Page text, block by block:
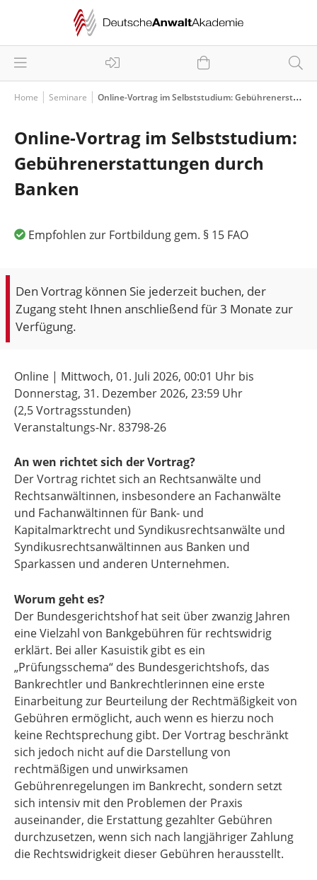
Home Seminare Online-Vortrag im Selbststudium: Gebührenerstattungen durch Banken
Online-Vortrag im Selbststudium:
Gebührenerstattungen durch
Banken
Empfohlen zur Fortbildung gem. § 15 FAO
Den Vortrag können Sie jederzeit buchen, der
Zugang steht Ihnen anschließend für 3 Monate zur
Verfügung.
Online | Mittwoch, 01. Juli 2026, 00:01 Uhr bis
Donnerstag, 31. Dezember 2026, 23:59 Uhr
(2,5 Vortragsstunden)
Veranstaltungs-Nr. 83798-26
An wen richtet sich der Vortrag?
Der Vortrag richtet sich an Rechtsanwälte und
Rechtsanwältinnen, insbesondere an Fachanwälte
und Fachanwältinnen für Bank- und
Kapitalmarktrecht und Syndikusrechtsanwälte und
Syndikusrechtsanwältinnen aus Banken und
Sparkassen und anderen Unternehmen.
Worum geht es?
Der Bundesgerichtshof hat seit über zwanzig Jahren
eine Vielzahl von Bankgebühren für rechtswidrig
erklärt. Bei aller Kasuistik gibt es ein
„Prüfungsschema“ des Bundesgerichtshofs, das
Bankrechtler und Bankrechtlerinnen eine erste
Einarbeitung zur Beurteilung der Rechtmäßigkeit von
Gebühren ermöglicht, auch wenn es hierzu noch
keine Rechtsprechung gibt. Der Vortrag beschränkt
sich jedoch nicht auf die Darstellung von
rechtmäßigen und unwirksamen
Gebührenregelungen im Bankrecht, sondern setzt
sich intensiv mit den Problemen der Praxis
auseinander, die Erstattung gezahlter Gebühren
durchzusetzen, wenn sich nach langjähriger Zahlung
die Rechtswidrigkeit dieser Gebühren herausstellt.